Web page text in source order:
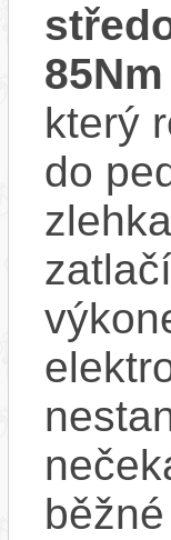
který
do